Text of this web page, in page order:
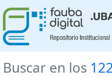
Buscar en los